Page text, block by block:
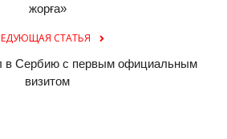
жорға»
СТАТЬЯ
в Сербию с первым официальным
визитом